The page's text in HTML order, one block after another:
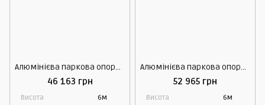
Алюмінієва паркова опора Rosa SAL-K1
46 163 грн
Висота
6м
Алюмінієва паркова опора Rosa SAL-K2
52 965 грн
Висота
6м